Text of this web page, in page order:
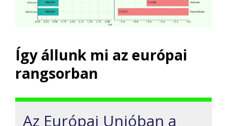
Így állunk mi az európai
rangsorban
Az Európai Unióban a